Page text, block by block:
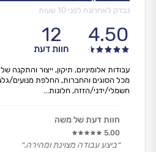
נבדק לאחרונה לפני 10 שעות
4.50
12
חוות דעת
עבודות אלומיניום, תיקון, ייצור והתקנה
מכל הסוגים והחברות, החלפת מנועים/
חשמלי/ידני/הזזה, חלונות...
חוות דעת של משה
5.00
״ביצע עבודה מצוינת ומהירה.״